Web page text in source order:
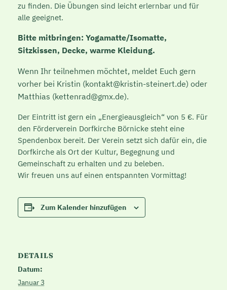
zu finden. Die Übungen sind leicht erlernbar und für
alle geeignet.
Bitte mitbringen: Yogamatte/Isomatte,
Sitzkissen, Decke, warme Kleidung.
Wenn Ihr teilnehmen möchtet, meldet Euch gern
vorher bei Kristin (kontakt@kristin-steinert.de) oder
Matthias (kettenrad@gmx.de).
Der Eintritt ist gern ein „Energieausgleich“ von 5 €. Für
den Förderverein Dorfkirche Börnicke steht eine
Spendenbox bereit. Der Verein setzt sich dafür ein, die
Dorfkirche als Ort der Kultur, Begegnung und
Gemeinschaft zu erhalten und zu beleben.
Wir freuen uns auf einen entspannten Vormittag!
Zum Kalender hinzufügen
DETAILS
Datum:
Januar 3